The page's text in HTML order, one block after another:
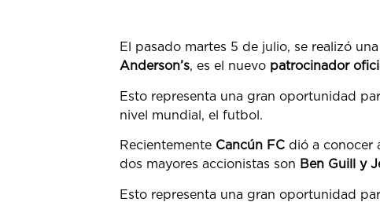
El pasado martes 5 de julio, se realizó
Anderson’s, es el nuevo patrocinador
Esto representa una gran oportunidad
nivel mundial, el futbol.
Recientemente Cancún FC dió a conocer
dos mayores accionistas son Ben Guill y
Esto representa una gran oportunidad